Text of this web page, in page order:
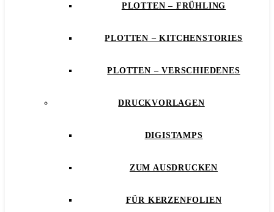
PLOTTEN – FRÜHLING
PLOTTEN – KITCHENSTORIES
PLOTTEN – VERSCHIEDENES
DRUCKVORLAGEN
DIGISTAMPS
ZUM AUSDRUCKEN
FÜR KERZENFOLIEN